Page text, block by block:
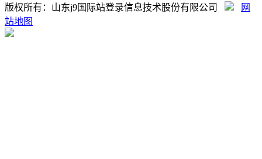
版权所有：山东j9国际站登录信息技术股份有限公司
网
站地图